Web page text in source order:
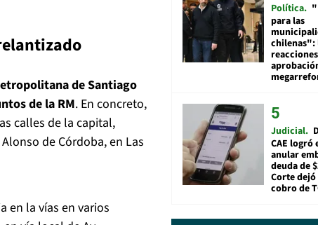
de Santiago
de la RM. En concreto,
calles de la capital,
de Córdoba, en Las
en la vías en varios
Política
para las
chilenas":
Judicial
CAE logró
anular
deuda de
Corte
cobro de